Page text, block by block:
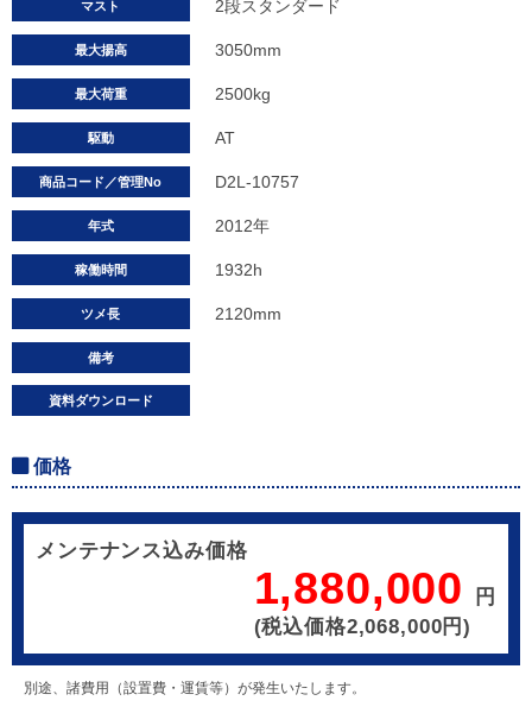
マスト 2段スタンダード
最大揚高 3050mm
最大荷重 2500kg
駆動 AT
商品コード／管理No D2L-10757
年式 2012年
稼働時間 1932h
ツメ長 2120mm
備考
資料ダウンロード
価格
メンテナンス込み価格
1,880,000
円
(税込価格2,068,000円)
別途、諸費用（設置費・運賃等）が発生いたします。